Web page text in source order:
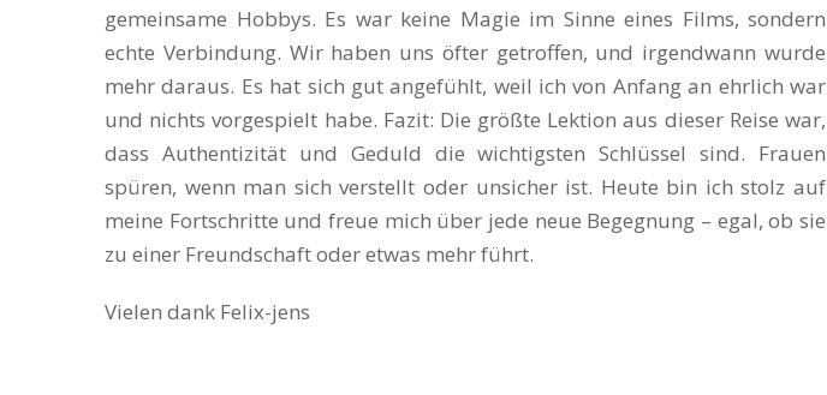
gemeinsame Hobbys. Es war keine Magie im Sinne eines Films, sondern
echte Verbindung. Wir haben uns öfter getroffen, und irgendwann wurde
mehr daraus. Es hat sich gut angefühlt, weil ich von Anfang an ehrlich war
und nichts vorgespielt habe. Fazit: Die größte Lektion aus dieser Reise war,
dass Authentizität und Geduld die wichtigsten Schlüssel sind. Frauen
spüren, wenn man sich verstellt oder unsicher ist. Heute bin ich stolz auf
meine Fortschritte und freue mich über jede neue Begegnung – egal, ob sie
zu einer Freundschaft oder etwas mehr führt.
Vielen dank Felix-jens